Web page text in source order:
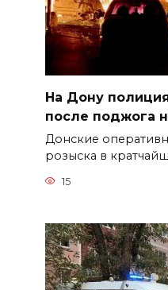
На Дону
после поджога
Донские
розыска в
15